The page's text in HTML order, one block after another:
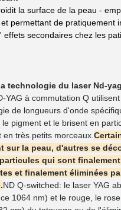
la surface de la peau -
permettant de pratiquement
effets secondaires chez les
technologie du laser Nd-
YAG à commutation Q
de longueurs d'onde
pigment et le brisent en
en très petits morceaux.
sur la peau, d'autres se
qui sont
et finalement éliminées
ND Q-switched: le laser YAG
1064 nm) et le rouge, le